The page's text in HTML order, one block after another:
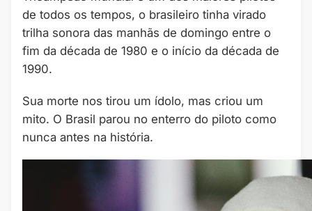
de todos os tempos, o brasileiro tinha virado
trilha sonora das manhãs de domingo entre o
fim da década de 1980 e o início da década de
1990.
Sua morte nos tirou um ídolo, mas criou um
mito. O Brasil parou no enterro do piloto como
nunca antes na história.